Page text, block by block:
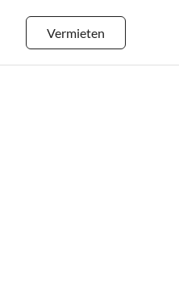
Vermieten